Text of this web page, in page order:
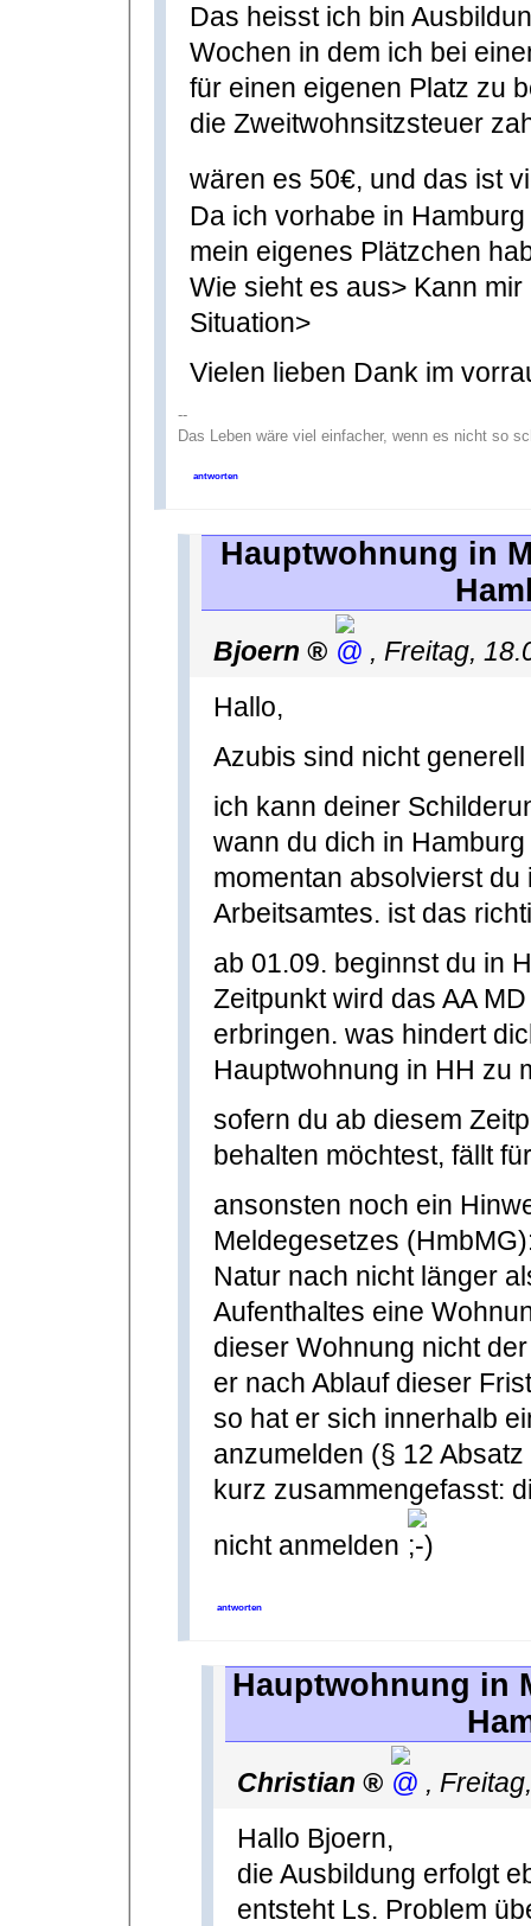
Das heisst ich bin
Wochen in dem ich bei
für einen eigenen Platz zu
die Zweitwohnsitzsteuer
wären es 50€, und das ist
Da ich vorhabe in
mein eigenes Plätzchen
Wie sieht es aus> Kann
Situation>
Vielen lieben Dank im
--
Das Leben wäre viel einfacher, wenn es nicht so
antworten
Hauptwohnung in
Bjoern , Freitag,
Hallo,
Azubis sind nicht
ich kann deiner
wann du dich in
momentan absolvierst
Arbeitsamtes. ist das
ab 01.09. beginnst du in
Zeitpunkt wird das AA
erbringen. was hindert
Hauptwohnung in HH zu
sofern du ab diesem
behalten möchtest, fällt
ansonsten noch ein
Meldegesetzes
Natur nach nicht länger
Aufenthaltes eine
dieser Wohnung nicht
er nach Ablauf dieser
so hat er sich innerhalb
anzumelden (§ 12 Absatz
kurz zusammengefasst:
nicht anmelden
antworten
Hauptwohnung in
Christian ,
Hallo Bjoern,
die Ausbildung erfolgt
entsteht Ls. Problem